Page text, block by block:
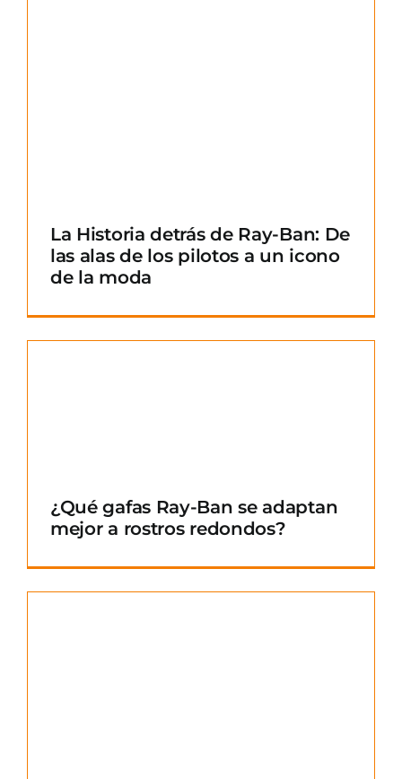
La Historia detrás de Ray-Ban: De
las alas de los pilotos a un icono
de la moda
¿Qué gafas Ray-Ban se adaptan
mejor a rostros redondos?